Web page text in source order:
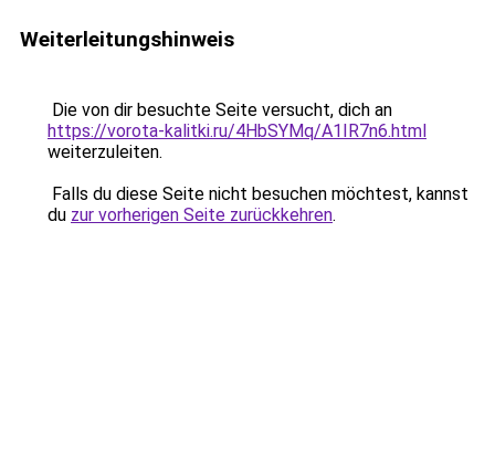
Weiterleitungshinweis
Die von dir besuchte Seite versucht, dich an
https://vorota-kalitki.ru/4HbSYMq/A1IR7n6.html
weiterzuleiten.
Falls du diese Seite nicht besuchen möchtest, kannst
du zur vorherigen Seite zurückkehren.